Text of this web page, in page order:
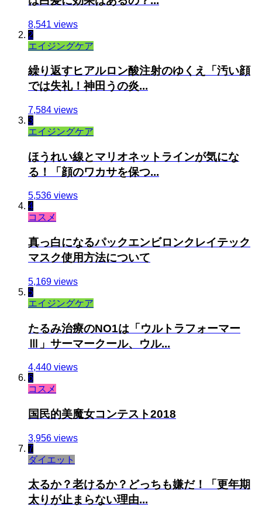
8,541 views
2
エイジングケア
繰り返すヒアルロン酸注射のゆくえ「汚い顔
では失礼！神田うの炎...
7,584 views
3
エイジングケア
ほうれい線とマリオネットラインが気にな
る！「顔のワカサを保つ...
5,536 views
4
コスメ
真っ白になるパックエンビロンクレイテック
マスク使用方法について
5,169 views
5
エイジングケア
たるみ治療のNO1は「ウルトラフォーマー
Ⅲ」サーマークール、ウル...
4,440 views
6
コスメ
国民的美魔女コンテスト2018
3,956 views
7
ダイエット
太るか？老けるか？どっちも嫌だ！「更年期
太りが止まらない理由...